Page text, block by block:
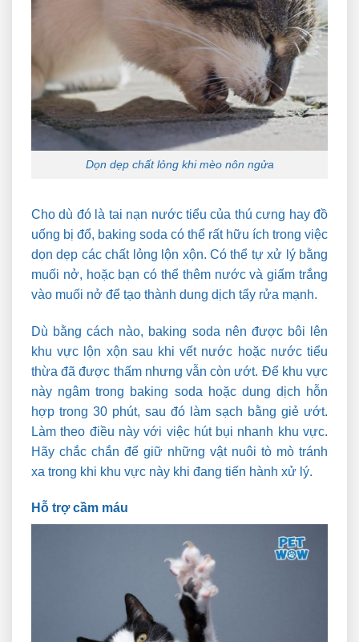
Dọn dẹp chất lỏng khi mèo nôn ngửa
Cho dù đó là tai nạn nước tiểu của thú cưng hay đồ
uống bị đổ, baking soda có thể rất hữu ích trong việc
dọn dẹp các chất lỏng lộn xộn. Có thể tự xử lý bằng
muối nở, hoặc bạn có thể thêm nước và giấm trắng
vào muối nở để tạo thành dung dịch tẩy rửa mạnh.
Dù bằng cách nào, baking soda nên được bôi lên
khu vực lộn xộn sau khi vết nước hoặc nước tiểu
thừa đã được thấm nhưng vẫn còn ướt. Để khu vực
này ngâm trong baking soda hoặc dung dịch hỗn
hợp trong 30 phút, sau đó làm sạch bằng giẻ ướt.
Làm theo điều này với việc hút bụi nhanh khu vực.
Hãy chắc chắn để giữ những vật nuôi tò mò tránh
xa trong khi khu vực này khi đang tiến hành xử lý.
Hỗ trợ cầm máu